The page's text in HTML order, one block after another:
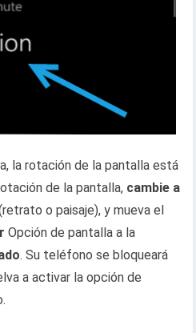
la rotación de la pantalla está
de la pantalla, cambie a
o paisaje), y mueva el
Opción de pantalla a la
. Su teléfono se bloqueará
a activar la opción de